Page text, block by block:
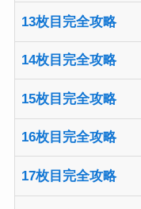
13枚目完全攻略
14枚目完全攻略
15枚目完全攻略
16枚目完全攻略
17枚目完全攻略